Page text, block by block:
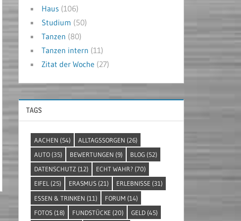
Haus (106)
Studium (50)
Tanzen (80)
Tanzen intern (11)
Zitat der Woche (27)
TAGS
AACHEN (54) ALLTAGSSORGEN (26)
AUTO(35) BEWERTUNGEN (9) BLOG(52)
DATENSCHUTZ (12) ECHT WAHR? (70)
EIFEL(25) ERASMUS(21) ERLEBNISSE (31)
ESSEN & TRINKEN (11) FORUM (14)
FOTOS(18) FUNDSTÜCKE (20) GELD(45)